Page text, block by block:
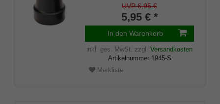
ca. 16mm) mit Metalleinlage
(VE 1 Stück)
UVP 6,95 €
5,95 € *
In den Warenkorb
inkl. ges. MwSt. zzgl. Versandkosten
Artikelnummer 1945-S
Merkliste